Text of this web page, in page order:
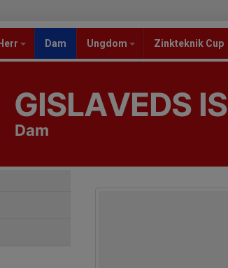
Herr Dam Ungdom Zinkteknik Cup
GISLAVEDS IS
Dam